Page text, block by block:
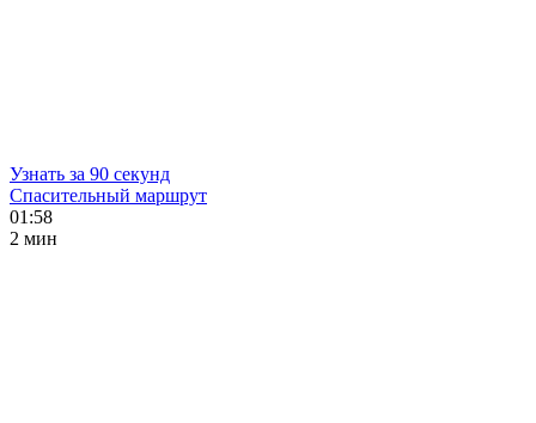
Узнать за 90 секунд
Спасительный маршрут
01:58
2 мин